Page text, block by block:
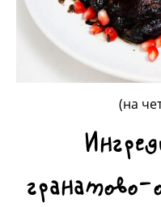
(на
гранатово-